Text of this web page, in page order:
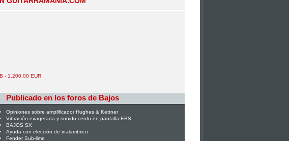
- 1.200,00 EUR
Publicado en los foros de Bajos
Opiniones sobre amplificador Hughes & Kettner
Vibración exagerada y sonido cerdo en pantalla EBS
BAJOS SX
Ayuda con elección de inalambrico
Fender Sub-lime